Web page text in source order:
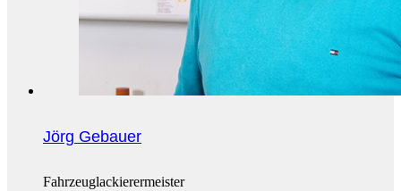
Jörg Gebauer
Fahrzeuglackierermeister